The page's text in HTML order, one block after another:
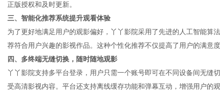
正版授权和及时更新。
三、智能化推荐系统提升观看体验
为了更好地满足用户的观影偏好，丫丫影院采用了先进的人工智能算
荐符合用户兴趣的影视作品。这种个性化推荐不仅提高了用户的满意
四、多终端无缝切换，随时随地观影
丫丫影院支持多平台登录，用户只需一个账号即可在不同设备间无缝
受高清影视内容。平台还支持离线缓存功能和弹幕互动，增强用户的